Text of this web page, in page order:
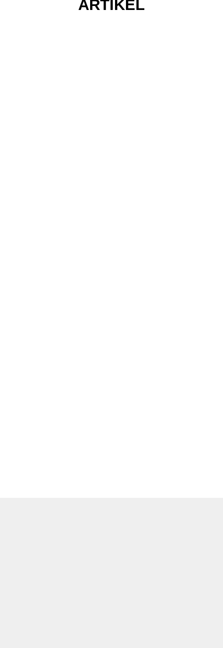
ARTIKEL